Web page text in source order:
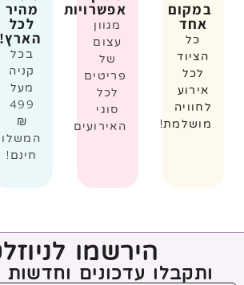
במקום
אחד
כל
הציוד
לכל
אירוע
לחוויה
מושלמת!
אפשרויות
מגוון
עצום
של
פריטים
לכל
סוגי
האירועים
מהיר
לכל
הארץ!
בכל
קניה
מעל
499
₪
חינם!
הירשמו
ותקבלו עדכונים וחדשות